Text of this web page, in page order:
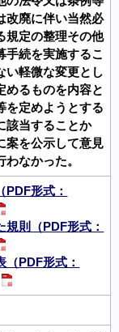
改廃に伴い当然必
規定の整理その他
手続を実施するこ
い軽微な変更とし
めるものを内容と
を定めようとする
該当することか
案を公示して意見
わなかった。
PDF形式：
規則（PDF形式：
（PDF形式：